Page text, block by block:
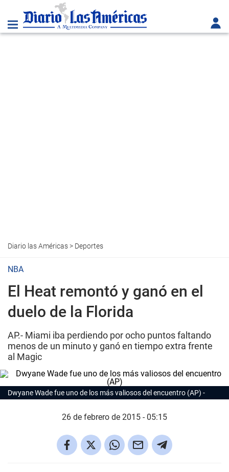
Diario las Américas> Deportes
NBA
El Heat remontó y ganó en el
duelo de la Florida
AP.- Miami iba perdiendo por ocho puntos faltando
menos de un minuto y ganó en tiempo extra frente
al Magic
Dwyane Wade fue uno de los más valiosos del encuentro (AP)
26 de febrero de 2015 - 05:15